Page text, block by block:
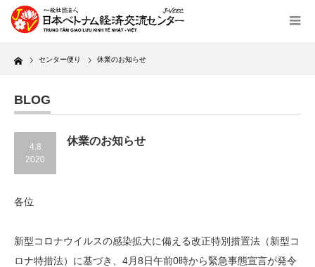
Home センター便り 休業のお知らせ
BLOG
4.8
2020
休業のお知らせ
各位
新型コロナウイルスの感染拡大に備える改正特別措置法（新型コ
ロナ特措法）に基づき、4月8日午前0時から緊急事態宣言が発令